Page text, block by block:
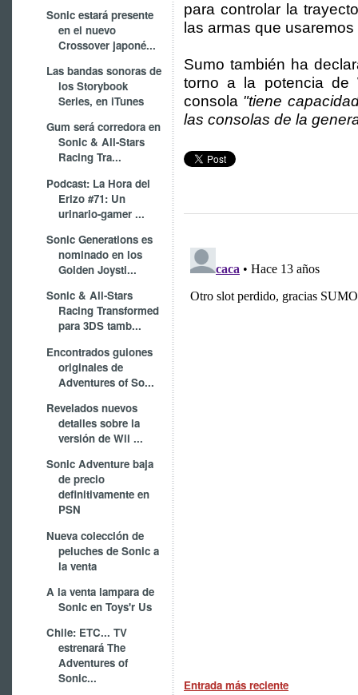
Sonic estará presente
en el nuevo
Crossover japoné...
Las bandas sonoras de
los Storybook
Series, en iTunes
Gum será corredora en
Sonic & All-Stars
Racing Tra...
Podcast: La Hora del
Erizo #71: Un
urinario-gamer ...
Sonic Generations es
nominado en los
Golden Joysti...
Sonic & All-Stars
Racing Transformed
para 3DS tamb...
Encontrados guiones
originales de
Adventures of So...
Revelados nuevos
detalles sobre la
versión de Wii ...
Sonic Adventure baja
de precio
definitivamente en
PSN
Nueva colección de
peluches de Sonic a
la venta
A la venta lampara de
Sonic en Toys'r Us
Chile: ETC... TV
estrenará The
Adventures of
Sonic...
para controlar la
las armas que
Sumo también ha
torno a la potencia
consola "tiene
las consolas de la
Entrada más reciente